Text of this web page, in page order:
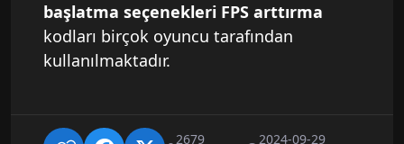
başlatma seçenekleri FPS arttırma
kodları birçok oyuncu tarafından
kullanılmaktadır.
2679
2024-09-29